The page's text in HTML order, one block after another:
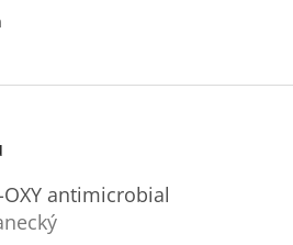
OXY antimicrobial
je 5 z 5 hvězdiček.